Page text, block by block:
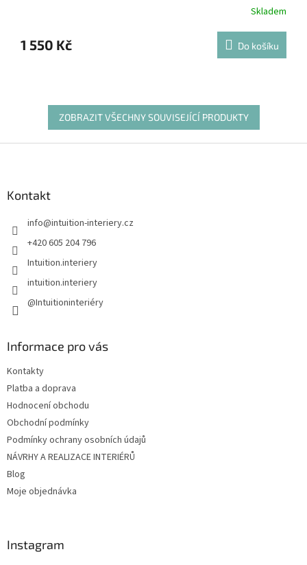
Skladem
1 550 Kč Do košíku
ZOBRAZIT VŠECHNY SOUVISEJÍCÍ PRODUKTY
Kontakt
info@intuition-interiery.cz
+420 605 204 796
Intuition.interiery
intuition.interiery
@Intuitioninteriéry
Informace pro vás
Kontakty
Platba a doprava
Hodnocení obchodu
Obchodní podmínky
Podmínky ochrany osobních údajů
NÁVRHY A REALIZACE INTERIÉRŮ
Blog
Moje objednávka
Instagram